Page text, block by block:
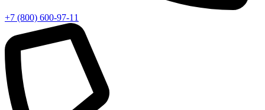
+7 (800) 600-97-11